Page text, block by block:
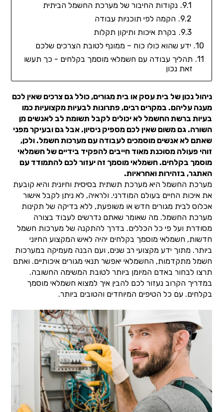
נקודות החיבור של מערכת החשמל הביתית
הקמה לפי תוכניות עבודה
בקרת איכות ותיקון תקלות
ידע שהוא כולו כוח – ממונף לטובת הצרכים שלכם
תהליך עבודה עם חשמלאי מוסמך בקלחים - כך תעשו
זאת נכון
ניהול נכון של בית עסק או בית מגורים, כולל גם צרכים שאין לכם
מענה עליהם. במקרים רבים, פתרונות לבעיות מקצועיות כמו
בעיות ברשת החשמל לא יכולים לקבל תשומת לב לאנשים מן
השורה. גם משום שאין לכם מספיק ניסיון. אבל גם ובעיקר מפני
שאתם לא אנשים מוסמכים לעבודה עם מערכות חשמל. ולכן,
זוהי פעולה מסוכנת מאוד חייבים להפקיד בידיים של חשמלאי
מוסמך בקלחים. חשמלאי מוסמך זה יעזור לכם להתמודד עם
האתגר, בזהירות ואחראיות.
מערכת החשמל היא מערכת תשתית בסיסית וחיונית והיא קובעת
את איכות החיים בעולם המודרני. ולראיה, לא ניתן לקבל אישור
אכלוס לבית מגורים חדש או משופעת, ללא בדיקה של תקינות
מערכת החשמל. מה שאומר שאתם נדרשים לעבוד בצורה
מסודרת ועל פי כל הכללים. בדרך להתקנה של מערכות חשמל
חדשות, חשמלאי מוסמך בקלחים יהיה לאיש המקצוע החיוני
ביותר. מתוך ידע מקצועי רב שנים, ועם הבנה מעמיקה במערכות
חשמל מתקדמות, החשמלאי יאפשר תנאי מגורים איכותיים. ואתם
תרצו לבחור באדם המיומן ביותר לטובת המשימה החשובה.
במדריך הקרוב נעזור לכם להבין איך למצוא חשמלאי מוסמך
בקלחים. עם כל הטיפים המיוחדים והטובים ביותר.